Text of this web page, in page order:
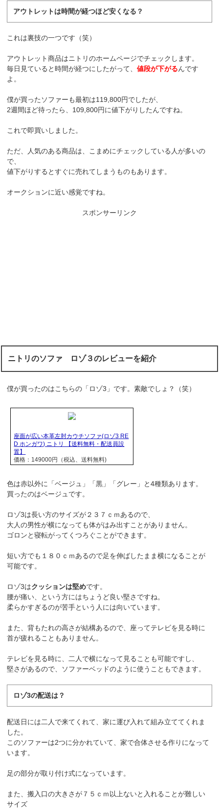
アウトレットは時間が経つほど安くなる？
これは裏技の一つです（笑）
アウトレット商品はニトリのホームページでチェックします。
毎日見ていると時間が経つにしたがって、値段が下がるんです
よ。
僕が買ったソファーも最初は119,800円でしたが、
2週間ほど待ったら、109,800円に値下がりしたんですね。
これで即買いしました。
ただ、人気のある商品は、こまめにチェックしている人が多いの
で、
値下がりするとすぐに売れてしまうものもあります。
オークションに近い感覚ですね。
スポンサーリンク
ニトリのソファ ロゾ３のレビューを紹介
僕が買ったのはこちらの「ロゾ3」です。素敵でしょ？（笑）
座面が広い本革左肘カウチソファ(ロゾ3 RE
D ホンガワ) ニトリ 【送料無料・配送員設
置】
価格：149000円（税込、送料無料)
色は赤以外に「ベージュ」「黒」「グレー」と4種類あります。
買ったのはベージュです。
ロゾ3は長い方のサイズが２３７ｃｍあるので、
大人の男性が横になっても体がはみ出すことがありません。
ゴロンと寝転がってくつろぐことができます。
短い方でも１８０ｃｍあるので足を伸ばしたまま横になることが
可能です。
ロゾ3はクッションは堅めです。
腰が痛い、という方にはちょうど良い堅さですね。
柔らかすぎるのが苦手という人には向いています。
また、背もたれの高さが結構あるので、座ってテレビを見る時に
首が疲れることもありません。
テレビを見る時に、二人で横になって見ることも可能ですし、
堅さがあるので、ソファーベッドのように使うこともできます。
ロゾ3の配送は？
配送日には二人で来てくれて、家に運び入れて組み立ててくれま
した。
このソファーは2つに分かれていて、家で合体させる作りになって
います。
足の部分が取り付け式になっています。
また、搬入口の大きさが７５ｃｍ以上ないと入れることが難しい
サイズ